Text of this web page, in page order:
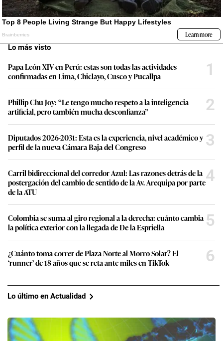
Lo más visto
Papa León XIV en Perú: estas son todas las actividades
confirmadas en Lima, Chiclayo, Cusco y Pucallpa
1
Phillip Chu Joy: “Le tengo mucho respeto a la inteligencia
artificial, pero también mucha desconfianza”
2
Diputados 2026-2031: Esta es la experiencia, nivel académico y
perfil de la nueva Cámara Baja del Congreso
3
Carril bidireccional del corredor Azul: Las razones detrás de la
postergación del cambio de sentido de la Av. Arequipa por parte
de la ATU
4
Colombia se suma al giro regional a la derecha: cuánto cambia
la política exterior con la llegada de De la Espriella
5
¿Cuánto toma correr de Plaza Norte al Morro Solar? El
‘runner’ de 18 años que se reta ante miles en TikTok
6
Lo último en Actualidad